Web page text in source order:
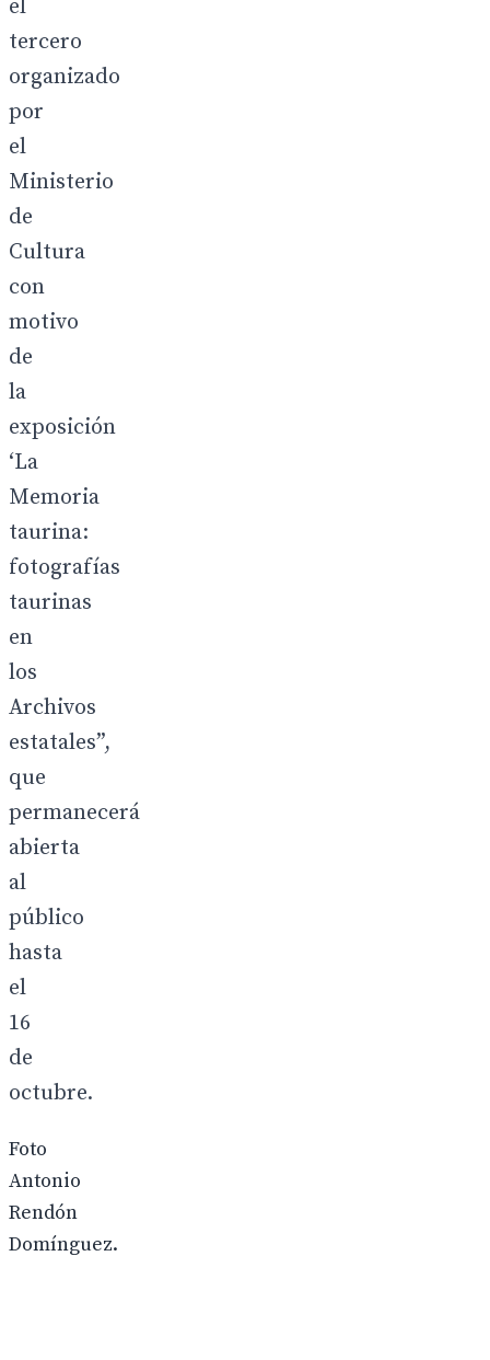
el
tercero
organizado
por
el
Ministerio
de
Cultura
con
motivo
de
la
exposición
‘La
Memoria
taurina:
fotografías
taurinas
en
los
Archivos
estatales”,
que
permanecerá
abierta
al
público
hasta
el
16
de
octubre.
Foto
Antonio
Rendón
Domínguez.